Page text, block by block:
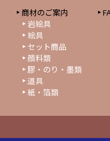
商材のご案内
岩絵具
絵具
セット商品
顔料類
膠・のり・墨類
道具
紙・箔類